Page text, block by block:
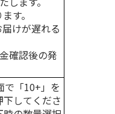
す。
けが遅れる
確認後の発
「10+」を
してくださ